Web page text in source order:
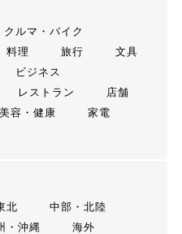
クルマ・バイク
料理 旅行
文具
ビジネス
レストラン
店舗
美容・健康
家電
北
中部・北陸
・沖縄 海外